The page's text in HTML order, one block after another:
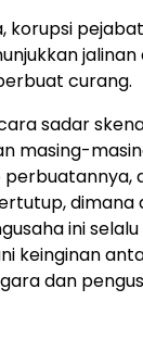
korupsi
curang.
sadar
masing-
dimana
ini
keinginan
dan